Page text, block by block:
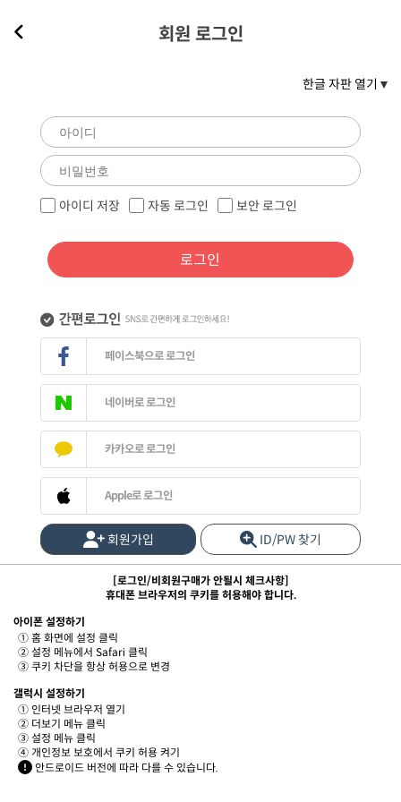
회원 로그인
한글 자판 열기
아이디 저장 자동 로그인 보안 로그인
로그인
페이스북으로 로그인
네이버로 로그인
카카오로 로그인
Apple로 로그인
회원가입 ID/PW 찾기
[로그인/비회원구매가 안될시 체크사항]
휴대폰 브라우저의 쿠키를 허용해야 합니다.
아이폰 설정하기
① 홈 화면에 설정 클릭
② 설정 메뉴에서 Safari 클릭
③ 쿠키 차단을 항상 허용으로 변경
갤럭시 설정하기
① 인터넷 브라우저 열기
② 더보기 메뉴 클릭
③ 설정 메뉴 클릭
④ 개인정보 보호에서 쿠키 허용 켜기
안드로이드 버전에 따라 다를 수 있습니다.